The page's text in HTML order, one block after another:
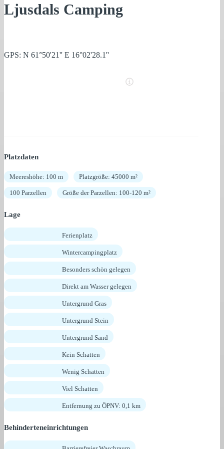
Ljusdals Camping
GPS: N 61°50'21'' E 16°02'28.1''
Platzdaten
Meereshöhe: 100 m Platzgröße: 45000 m²
100 Parzellen Größe der Parzellen: 100-120 m²
Lage
Ferienplatz
Wintercampingplatz
Besonders schön gelegen
Direkt am Wasser gelegen
Untergrund Gras
Untergrund Stein
Untergrund Sand
Kein Schatten
Wenig Schatten
Viel Schatten
Entfernung zu ÖPNV: 0,1 km
Behinderteneinrichtungen